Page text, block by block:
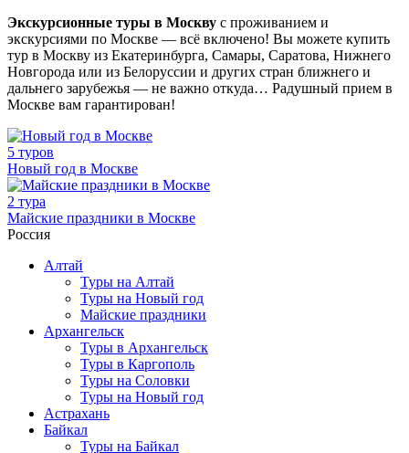
Экскурсионные туры в Москву с проживанием и
экскурсиями по Москве — всё включено! Вы можете купить
тур в Москву из Екатеринбурга, Самары, Саратова, Нижнего
Новгорода или из Белоруссии и других стран ближнего и
дальнего зарубежья — не важно откуда… Радушный прием в
Москве вам гарантирован!
5 туров
Новый год в Москве
2 тура
Майские праздники в Москве
Россия
Алтай
Туры на Алтай
Туры на Новый год
Майские праздники
Архангельск
Туры в Архангельск
Туры в Каргополь
Туры на Соловки
Туры на Новый год
Астрахань
Байкал
Туры на Байкал